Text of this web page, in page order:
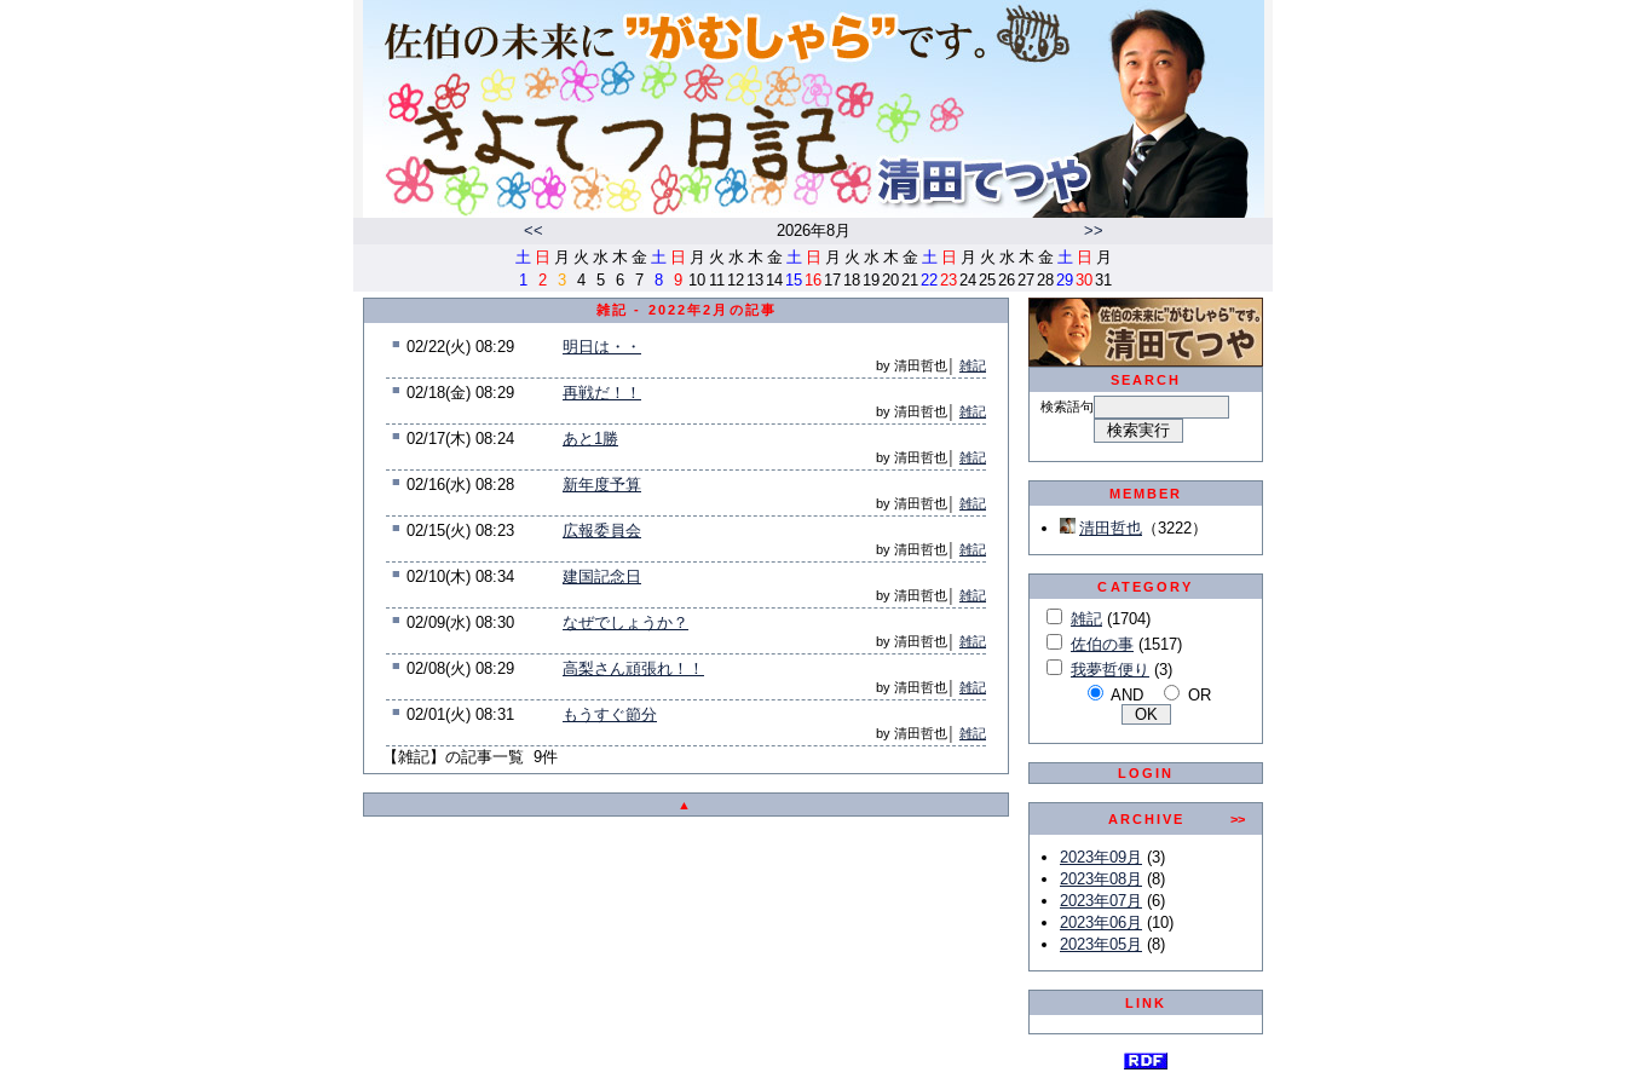
<< 2026年8月
>>
土 日 月 火 水 木 金 土 日 月 火 水 木 金 土 日 月 火 水 木 金 土 日 月 火 水 木 金 土 日 月
1
2 3 4 5 6 7 8 9 10 11 12 13 14 15 16 17 18 19202122232425262728293031
雑記 - 2022年2月の記事
■ 02/22(火) 08:29 明日は・・
by 清田哲也│ 雑記
■ 02/18(金) 08:29 再戦だ！！
by 清田哲也│ 雑記
■ 02/17(木) 08:24 あと1勝
by 清田哲也│ 雑記
■ 02/16(水) 08:28 新年度予算
by 清田哲也│ 雑記
■ 02/15(火) 08:23 広報委員会
by 清田哲也│ 雑記
■ 02/10(木) 08:34 建国記念日
by 清田哲也│ 雑記
■ 02/09(水) 08:30 なぜでしょうか？
by 清田哲也│ 雑記
■ 02/08(火) 08:29 高梨さん頑張れ！！
by 清田哲也│ 雑記
■ 02/01(火) 08:31 もうすぐ節分
by 清田哲也│ 雑記
【雑記】の記事一覧 9件
▲
SEARCH
検索語句
MEMBER
清田哲也 （3222）
CATEGORY
雑記 (1704)
佐伯の事 (1517)
我夢哲便り (3)
AND
OR
LOGIN
ARCHIVE >>
2023年09月 (3)
2023年08月 (8)
2023年07月 (6)
2023年06月 (10)
2023年05月 (8)
LINK